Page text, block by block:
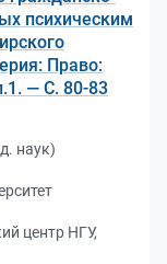
психическим
Право:
— С. 80-83
наук)
центр НГУ,